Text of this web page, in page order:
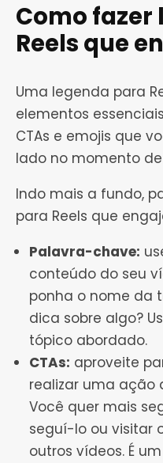
Como fazer
Reels que
Uma legenda para
elementos
CTAs e emojis que
lado no momento
Indo mais a fundo,
para Reels que
Palavra-chave:
conteúdo do seu
ponha o nome da
dica sobre algo?
tópico abordado.
CTAs: aproveite
realizar uma ação
Você quer mais
seguí-lo ou visitar
outros vídeos. É